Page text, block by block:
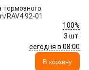
RAV4 92-01
100%
3 шт.
сегодня в 08:00
В корзину